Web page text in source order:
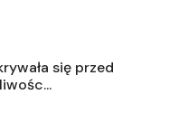
się przed